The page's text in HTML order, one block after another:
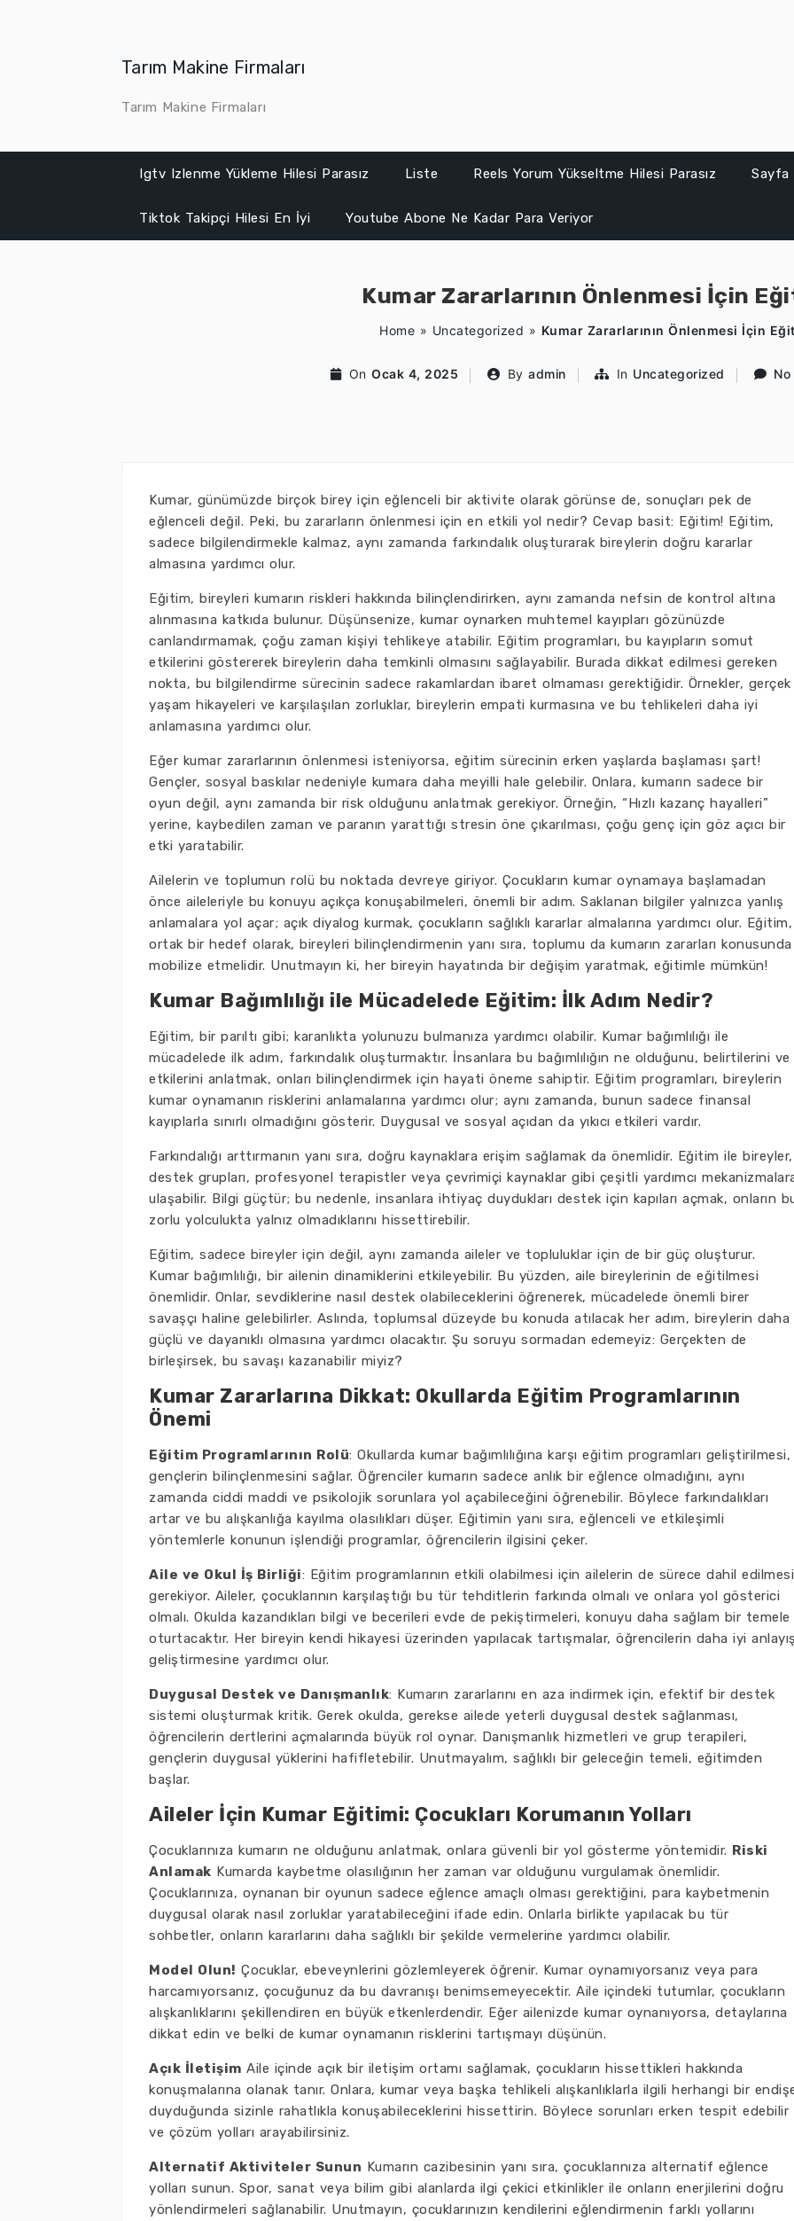
Tarım Makine Firmaları
Tarım Makine Firmaları
Igtv Izlenme Yükleme Hilesi Parasız Liste Reels Yorum Yükseltme Hilesi Parasız Sayfa
Tiktok Takipçi Hilesi En İyi Youtube Abone Ne Kadar Para Veriyor
Kumar Zararlarının Önlenmesi İçin
Home » Uncategorized » Kumar Zararlarının Önlenmesi İçin
On Ocak 4, 2025 By admin In Uncategorized
Kumar, günümüzde birçok birey için eğlenceli bir aktivite olarak görünse de, sonuçları pek de
eğlenceli değil. Peki, bu zararların önlenmesi için en etkili yol nedir? Cevap basit: Eğitim! Eğitim,
sadece bilgilendirmekle kalmaz, aynı zamanda farkındalık oluşturarak bireylerin doğru kararlar
almasına yardımcı olur.
Eğitim, bireyleri kumarın riskleri hakkında bilinçlendirirken, aynı zamanda nefsin de kontrol altına
alınmasına katkıda bulunur. Düşünsenize, kumar oynarken muhtemel kayıpları gözünüzde
canlandırmamak, çoğu zaman kişiyi tehlikeye atabilir. Eğitim programları, bu kayıpların somut
etkilerini göstererek bireylerin daha temkinli olmasını sağlayabilir. Burada dikkat edilmesi gereken
nokta, bu bilgilendirme sürecinin sadece rakamlardan ibaret olmaması gerektiğidir. Örnekler, gerçek
yaşam hikayeleri ve karşılaşılan zorluklar, bireylerin empati kurmasına ve bu tehlikeleri daha iyi
anlamasına yardımcı olur.
Eğer kumar zararlarının önlenmesi isteniyorsa, eğitim sürecinin erken yaşlarda başlaması şart!
Gençler, sosyal baskılar nedeniyle kumara daha meyilli hale gelebilir. Onlara, kumarın sadece bir
oyun değil, aynı zamanda bir risk olduğunu anlatmak gerekiyor. Örneğin, “Hızlı kazanç hayalleri”
yerine, kaybedilen zaman ve paranın yarattığı stresin öne çıkarılması, çoğu genç için göz açıcı bir
etki yaratabilir.
Ailelerin ve toplumun rolü bu noktada devreye giriyor. Çocukların kumar oynamaya başlamadan
önce aileleriyle bu konuyu açıkça konuşabilmeleri, önemli bir adım. Saklanan bilgiler yalnızca yanlış
anlamalara yol açar; açık diyalog kurmak, çocukların sağlıklı kararlar almalarına yardımcı olur. Eğitim,
ortak bir hedef olarak, bireyleri bilinçlendirmenin yanı sıra, toplumu da kumarın zararları konusunda
mobilize etmelidir. Unutmayın ki, her bireyin hayatında bir değişim yaratmak, eğitimle mümkün!
Kumar Bağımlılığı ile Mücadelede Eğitim: İlk Adım Nedir?
Eğitim, bir parıltı gibi; karanlıkta yolunuzu bulmanıza yardımcı olabilir. Kumar bağımlılığı ile
mücadelede ilk adım, farkındalık oluşturmaktır. İnsanlara bu bağımlılığın ne olduğunu, belirtilerini ve
etkilerini anlatmak, onları bilinçlendirmek için hayati öneme sahiptir. Eğitim programları, bireylerin
kumar oynamanın risklerini anlamalarına yardımcı olur; aynı zamanda, bunun sadece finansal
kayıplarla sınırlı olmadığını gösterir. Duygusal ve sosyal açıdan da yıkıcı etkileri vardır.
Farkındalığı arttırmanın yanı sıra, doğru kaynaklara erişim sağlamak da önemlidir. Eğitim ile bireyler,
destek grupları, profesyonel terapistler veya çevrimiçi kaynaklar gibi çeşitli yardımcı
ulaşabilir. Bilgi güçtür; bu nedenle, insanlara ihtiyaç duydukları destek için kapıları açmak, onların
zorlu yolculukta yalnız olmadıklarını hissettirebilir.
Eğitim, sadece bireyler için değil, aynı zamanda aileler ve topluluklar için de bir güç oluşturur.
Kumar bağımlılığı, bir ailenin dinamiklerini etkileyebilir. Bu yüzden, aile bireylerinin de eğitilmesi
önemlidir. Onlar, sevdiklerine nasıl destek olabileceklerini öğrenerek, mücadelede önemli birer
savaşçı haline gelebilirler. Aslında, toplumsal düzeyde bu konuda atılacak her adım, bireylerin daha
güçlü ve dayanıklı olmasına yardımcı olacaktır. Şu soruyu sormadan edemeyiz: Gerçekten de
birleşirsek, bu savaşı kazanabilir miyiz?
Kumar Zararlarına Dikkat: Okullarda Eğitim Programlarının
Önemi
Eğitim Programlarının Rolü: Okullarda kumar bağımlılığına karşı eğitim programları geliştirilmesi,
gençlerin bilinçlenmesini sağlar. Öğrenciler kumarın sadece anlık bir eğlence olmadığını, aynı
zamanda ciddi maddi ve psikolojik sorunlara yol açabileceğini öğrenebilir. Böylece farkındalıkları
artar ve bu alışkanlığa kayılma olasılıkları düşer. Eğitimin yanı sıra, eğlenceli ve etkileşimli
yöntemlerle konunun işlendiği programlar, öğrencilerin ilgisini çeker.
Aile ve Okul İş Birliği: Eğitim programlarının etkili olabilmesi için ailelerin de sürece dahil edilmesi
gerekiyor. Aileler, çocuklarının karşılaştığı bu tür tehditlerin farkında olmalı ve onlara yol gösterici
olmalı. Okulda kazandıkları bilgi ve becerileri evde de pekiştirmeleri, konuyu daha sağlam bir temele
oturtacaktır. Her bireyin kendi hikayesi üzerinden yapılacak tartışmalar, öğrencilerin daha iyi
geliştirmesine yardımcı olur.
Duygusal Destek ve Danışmanlık: Kumarın zararlarını en aza indirmek için, efektif bir destek
sistemi oluşturmak kritik. Gerek okulda, gerekse ailede yeterli duygusal destek sağlanması,
öğrencilerin dertlerini açmalarında büyük rol oynar. Danışmanlık hizmetleri ve grup terapileri,
gençlerin duygusal yüklerini hafifletebilir. Unutmayalım, sağlıklı bir geleceğin temeli, eğitimden
başlar.
Aileler İçin Kumar Eğitimi: Çocukları Korumanın Yolları
Çocuklarınıza kumarın ne olduğunu anlatmak, onlara güvenli bir yol gösterme yöntemidir. Riski
Anlamak Kumarda kaybetme olasılığının her zaman var olduğunu vurgulamak önemlidir.
Çocuklarınıza, oynanan bir oyunun sadece eğlence amaçlı olması gerektiğini, para kaybetmenin
duygusal olarak nasıl zorluklar yaratabileceğini ifade edin. Onlarla birlikte yapılacak bu tür
sohbetler, onların kararlarını daha sağlıklı bir şekilde vermelerine yardımcı olabilir.
Model Olun! Çocuklar, ebeveynlerini gözlemleyerek öğrenir. Kumar oynamıyorsanız veya para
harcamıyorsanız, çocuğunuz da bu davranışı benimsemeyecektir. Aile içindeki tutumlar, çocukların
alışkanlıklarını şekillendiren en büyük etkenlerdendir. Eğer ailenizde kumar oynanıyorsa, detaylarına
dikkat edin ve belki de kumar oynamanın risklerini tartışmayı düşünün.
Açık İletişim Aile içinde açık bir iletişim ortamı sağlamak, çocukların hissettikleri hakkında
konuşmalarına olanak tanır. Onlara, kumar veya başka tehlikeli alışkanlıklarla ilgili herhangi bir
duyduğunda sizinle rahatlıkla konuşabileceklerini hissettirin. Böylece sorunları erken tespit edebilir
ve çözüm yolları arayabilirsiniz.
Alternatif Aktiviteler Sunun Kumarın cazibesinin yanı sıra, çocuklarınıza alternatif eğlence
yolları sunun. Spor, sanat veya bilim gibi alanlarda ilgi çekici etkinlikler ile onların enerjilerini doğru
yönlendirmeleri sağlanabilir. Unutmayın, çocuklarınızın kendilerini eğlendirmenin farklı yollarını